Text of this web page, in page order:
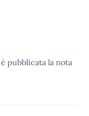
è pubblicata la nota